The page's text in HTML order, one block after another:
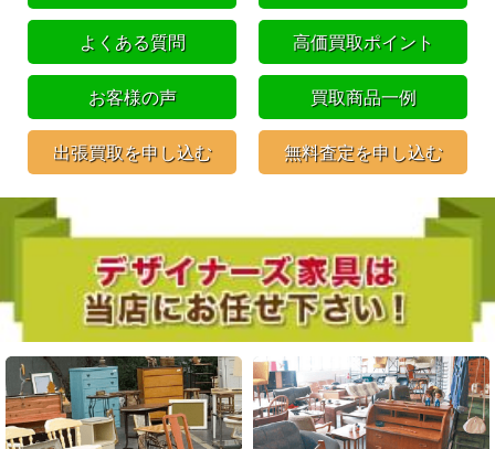
よくある質問 高価買取ポイント
お客様の声 買取商品一例
出張買取を申し込む 無料査定を申し込む